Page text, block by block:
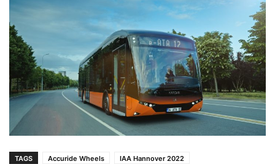
TAGS Accuride Wheels
IAA Hannover 2022